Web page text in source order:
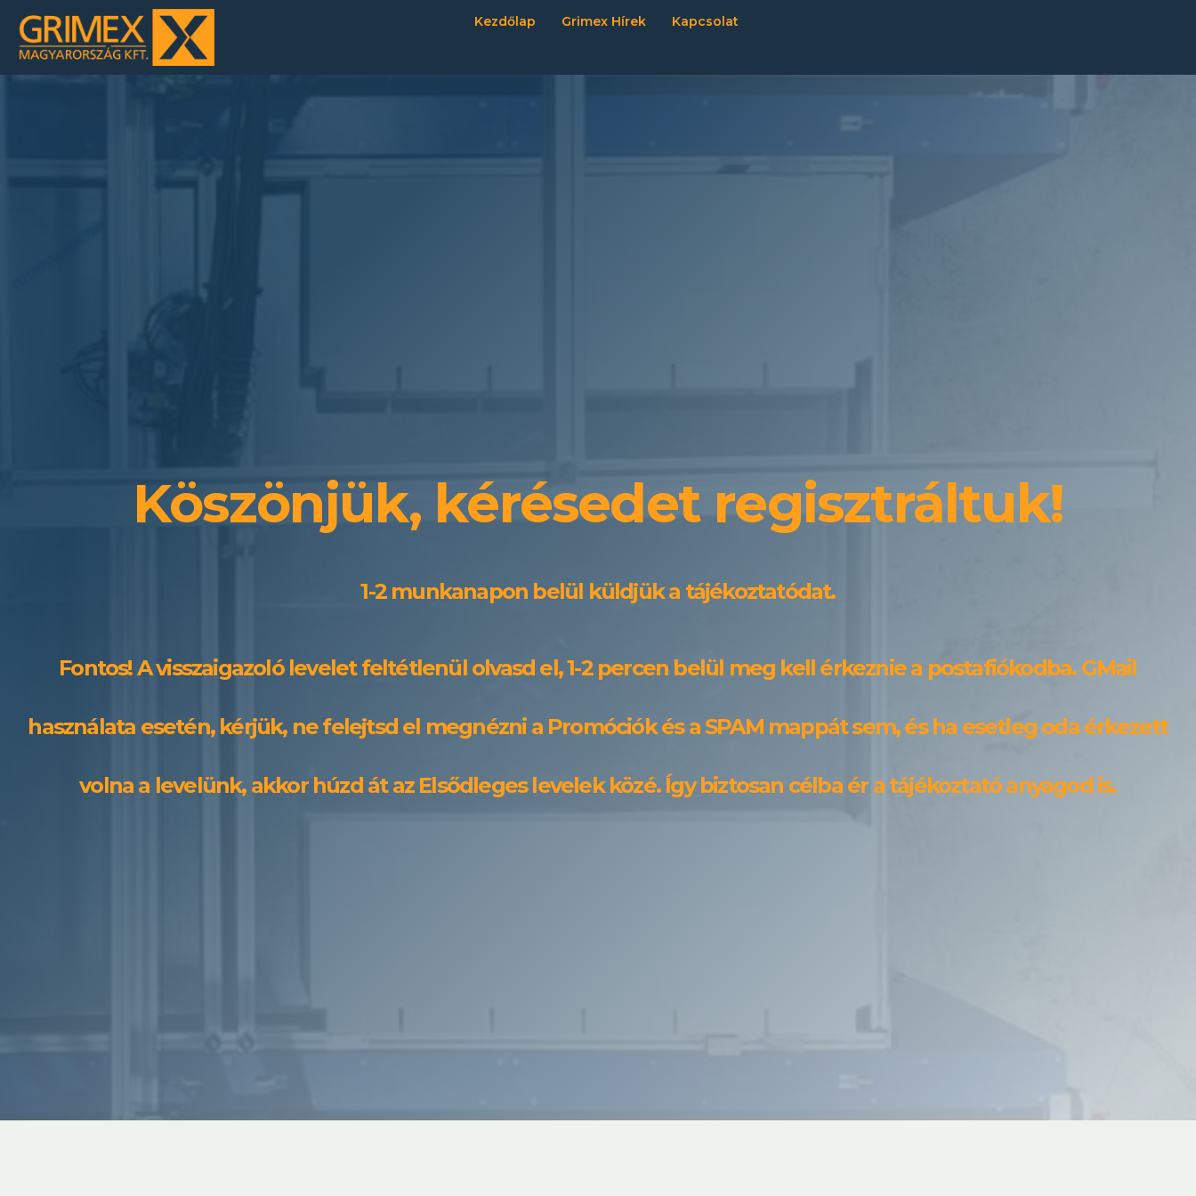
Kezdőlap Grimex Hírek Kapcsolat
Köszönjük, kérésedet regisztráltuk!
1-2 munkanapon belül küldjük a tájékoztatódat.
Fontos! A visszaigazoló levelet feltétlenül olvasd el, 1-2 percen belül meg kell érkeznie a postafiókodba. GMail
használata esetén, kérjük, ne felejtsd el megnézni a Promóciók és a SPAM mappát sem, és ha esetleg oda érkezett
volna a levelünk, akkor húzd át az Elsődleges levelek közé. Így biztosan célba ér a tájékoztató anyagod is.